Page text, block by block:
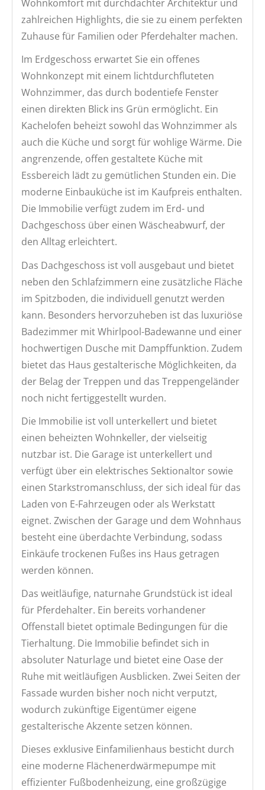
Wohnkomfort mit durchdachter Architektur und
zahlreichen Highlights, die sie zu einem perfekten
Zuhause für Familien oder Pferdehalter machen.
Im Erdgeschoss erwartet Sie ein offenes
Wohnkonzept mit einem lichtdurchfluteten
Wohnzimmer, das durch bodentiefe Fenster
einen direkten Blick ins Grün ermöglicht. Ein
Kachelofen beheizt sowohl das Wohnzimmer als
auch die Küche und sorgt für wohlige Wärme. Die
angrenzende, offen gestaltete Küche mit
Essbereich lädt zu gemütlichen Stunden ein. Die
moderne Einbauküche ist im Kaufpreis enthalten.
Die Immobilie verfügt zudem im Erd- und
Dachgeschoss über einen Wäscheabwurf, der
den Alltag erleichtert.
Das Dachgeschoss ist voll ausgebaut und bietet
neben den Schlafzimmern eine zusätzliche Fläche
im Spitzboden, die individuell genutzt werden
kann. Besonders hervorzuheben ist das luxuriöse
Badezimmer mit Whirlpool-Badewanne und einer
hochwertigen Dusche mit Dampffunktion. Zudem
bietet das Haus gestalterische Möglichkeiten, da
der Belag der Treppen und das Treppengeländer
noch nicht fertiggestellt wurden.
Die Immobilie ist voll unterkellert und bietet
einen beheizten Wohnkeller, der vielseitig
nutzbar ist. Die Garage ist unterkellert und
verfügt über ein elektrisches Sektionaltor sowie
einen Starkstromanschluss, der sich ideal für das
Laden von E-Fahrzeugen oder als Werkstatt
eignet. Zwischen der Garage und dem Wohnhaus
besteht eine überdachte Verbindung, sodass
Einkäufe trockenen Fußes ins Haus getragen
werden können.
Das weitläufige, naturnahe Grundstück ist ideal
für Pferdehalter. Ein bereits vorhandener
Offenstall bietet optimale Bedingungen für die
Tierhaltung. Die Immobilie befindet sich in
absoluter Naturlage und bietet eine Oase der
Ruhe mit weitläufigen Ausblicken. Zwei Seiten der
Fassade wurden bisher noch nicht verputzt,
wodurch zukünftige Eigentümer eigene
gestalterische Akzente setzen können.
Dieses exklusive Einfamilienhaus besticht durch
eine moderne Flächenerdwärmepumpe mit
effizienter Fußbodenheizung, eine großzügige